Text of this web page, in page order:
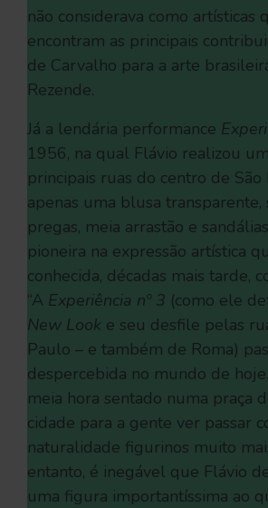
não considerava como artísticas
encontram as principais
de Carvalho para a arte
Rezende.
Já a lendária performance
1956, na qual Flávio realizou
principais ruas do centro de
apenas uma blusa transparente,
pregas, meia arrastão e
pioneira na expressão artística
conhecida, décadas mais tarde,
“A Experiência nº 3 (como ele
New Look e seu desfile pelas
Paulo – e também de Roma)
despercebida no mundo de
meia hora sentado numa praça
cidade para a gente ver passar
naturalidade figurinos muito
entanto, é inegável que Flávio
uma figura importantíssima ao